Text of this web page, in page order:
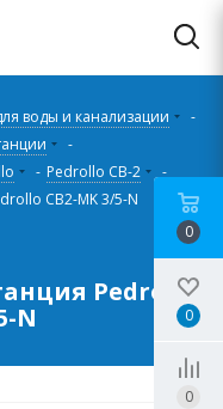
воды и канализации
-
-
- Pedrollo CB-2
-
CB2-MK 3/5-N
Pedrollo
N
0
0
0